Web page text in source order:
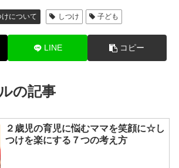
について しつけ 子ども
LINE コピー
の記事
２歳児の育児に悩むママを笑顔に☆し
つけを楽にする７つの考え方